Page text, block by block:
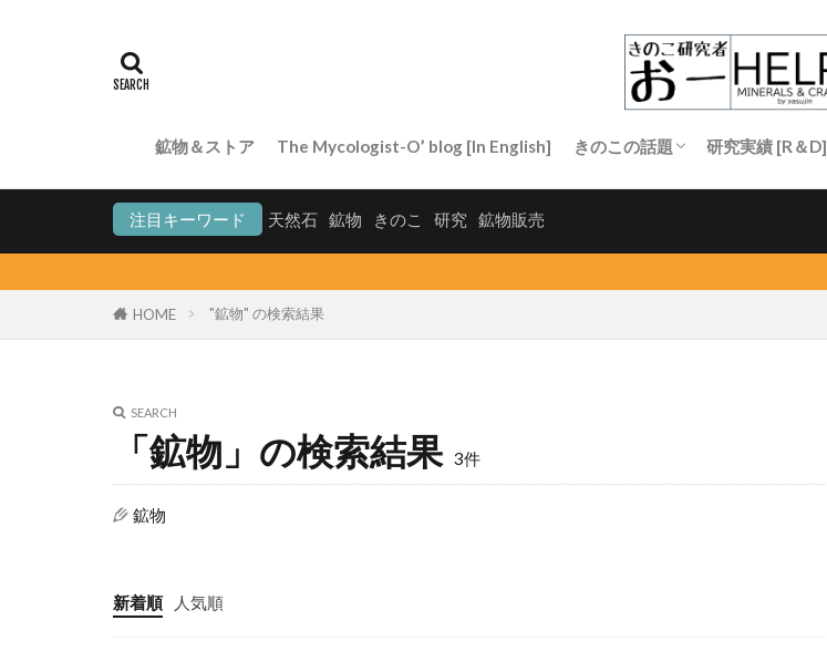
鉱物＆ストア The Mycologist-O’ blog [In English] きのこの話題 研究実績 [R＆D]
注目キーワード 天然石 鉱物 きのこ 研究 鉱物販売
HOME "鉱物" の検索結果
SEARCH
「鉱物」の検索結果 3件
鉱物
新着順 人気順